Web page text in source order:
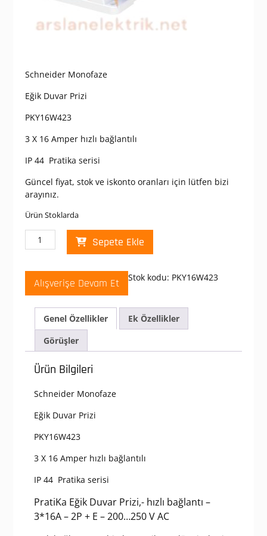
Schneider Monofaze
Eğik Duvar Prizi
PKY16W423
3 X 16 Amper hızlı bağlantılı
IP 44 Pratika serisi
Güncel fiyat, stok ve iskonto oranları için lütfen bizi
arayınız.
Ürün Stoklarda
Schneider
PKY16W423
200-
250
V
AC
3x16A
Monofaze
IP44
Hızlı
Eğik
Duvar
Prizi
adet
Sepete Ekle
Alışverişe Devam Et Stok kodu: PKY16W423
Genel Özellikler
Ek Özellikler
Görüşler
Ürün Bilgileri
Schneider Monofaze
Eğik Duvar Prizi
PKY16W423
3 X 16 Amper hızlı bağlantılı
IP 44 Pratika serisi
PratiKa Eğik Duvar Prizi,- hızlı bağlantı –
3*16A – 2P + E – 200…250 V AC